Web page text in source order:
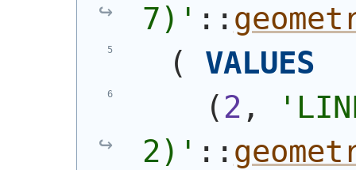
7) ' ::
(
VALUES
( 2 , '
2) ' ::